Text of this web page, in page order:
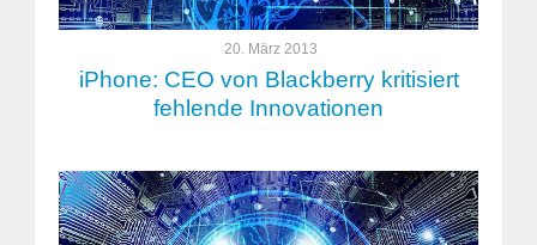
20. März 2013
iPhone: CEO von Blackberry kritisiert
fehlende Innovationen